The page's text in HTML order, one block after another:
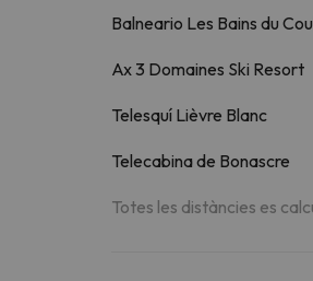
Balneario Les Bains du
Ax 3 Domaines Ski Resort
Telesquí Lièvre Blanc
Telecabina de Bonascre
Totes les distàncies es